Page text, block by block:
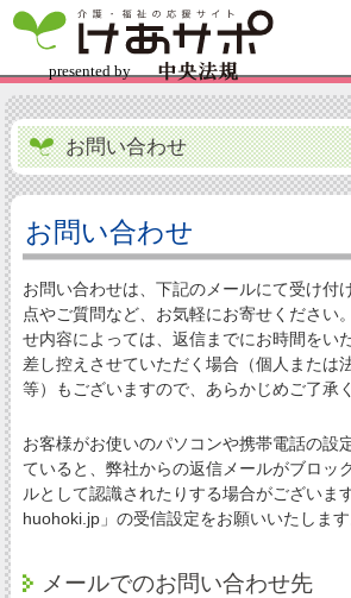
お問い合わせ
お問い合わせ
お問い合わせは、下記のメールにて受け付
点やご質問など、お気軽にお寄せください
せ内容によっては、返信までにお時間をい
差し控えさせていただく場合（個人または
等）もございますので、あらかじめご了承
お客様がお使いのパソコンや携帯電話の設
ていると、弊社からの返信メールがブロッ
ルとして認識されたりする場合がございま
huohoki.jp」の受信設定をお願いいたします
メールでのお問い合わせ先